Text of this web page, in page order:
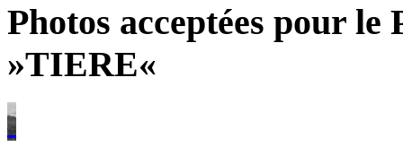
Photos acceptées pour
»TIERE«